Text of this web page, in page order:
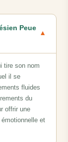
Peue
▼
tire son nom
il se
fluides
du
offrir une
et